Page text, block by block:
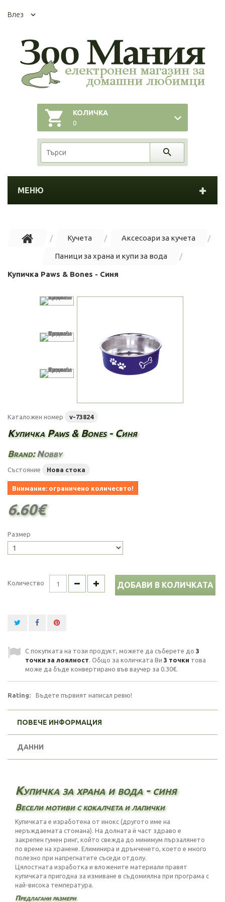
Влез
КОЛИЧКА
0
МЕНЮ
Кучета Аксесоари за кучета
Паници за храна и купи за вода
Купичка Paws & Bones - Синя
Каталожен номер v-73824
Купичка Paws & Bones - Синя
Brand:Nobby
Състояние Нова стока
Внимание: ограничено количесвто!
6.60€
Размер
Количество ДОБАВИ В КОЛИЧКАТА
С покупката на този продукт, можете да съберете до 3
точки за лоялност. Общо за количката Ви 3 точки това
може да бъде конвертирано във ваучер за 0.30€.
Rating: Бъдете първият написал ревю!
ПОВЕЧЕ ИНФОРМАЦИЯ
ДАННИ
Купичка за храна и вода - синя
Весели мотиви с кокалчета и лапички
Купичката е изработена от инокс (другото име на
неръждаемата стомана). На долната ѝ част здраво е
закрепен гумен ринг, който свежда до минимум пързалянето
по време на хранене. Елиминира и дрънченето, което е много
полезно при напрегнатите съседи отдолу.
Цялостната изработка и вложените материали правят
купичката пригодна за измиване в съдомиялна при програма с
най-висока температура.
Предлагани размери